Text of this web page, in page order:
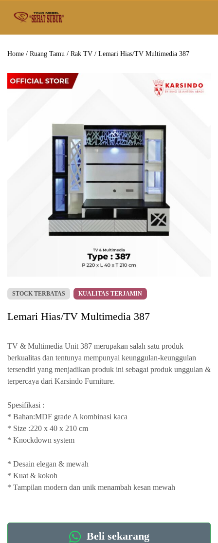
Home / Ruang Tamu / Rak TV / Lemari Hias/TV Multimedia 387
STOCK TERBATAS KUALITAS TERJAMIN
Lemari Hias/TV Multimedia 387
TV & Multimedia Unit 387 merupakan salah satu produk
berkualitas dan tentunya mempunyai keunggulan-keunggulan
tersendiri yang menjadikan produk ini sebagai produk unggulan &
terpercaya dari Karsindo Furniture.
Spesifikasi :
* Bahan:MDF grade A kombinasi kaca
* Size :220 x 40 x 210 cm
* Knockdown system
* Desain elegan & mewah
* Kuat & kokoh
* Tampilan modern dan unik menambah kesan mewah
Beli sekarang